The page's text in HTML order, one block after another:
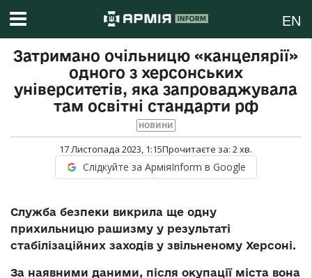
EN
Затримано очільницю «канцелярії»
одного з херсонських
університетів, яка запроваджувала
там освітні стандарти рф
НОВИНИ
17 Листопада 2023, 1:15Прочитаєте за: 2хв.
Слідкуйте за АрміяInform в Google
Служба безпеки викрила ще одну
прихильницю рашизму у результаті
стабілізаційних заходів у звільненому Херсоні.
За наявними даними, після окупації міста вона